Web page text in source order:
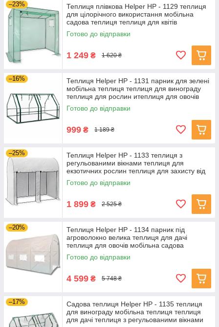
–23%
Теплиця плівкова Helper HP - 1129 теплиця
для цілорічного використання мобільна
садова теплиця теплиця для квітів
Готово до відправки
1 249 ₴ 1 620 ₴
–16%
Теплиця Helper HP - 1131 парник для зелені
мобільна теплиця теплиця для винограду
теплиця для рослин итеплиця для овочів
Готово до відправки
999 ₴ 1 189 ₴
–25%
Теплиця Helper HP - 1133 теплиця з
регульованими вікнами теплиця для
екзотичних рослин теплиця для захисту від
шкідників
Готово до відправки
1 899 ₴ 2 525 ₴
–20%
Теплиця Helper HP - 1134 парник під
агроволокно велика теплиця для дачі
теплиця для овочів мобільна садова
теплиця
Готово до відправки
4 599 ₴ 5 748 ₴
–17%
Садова теплиця Helper HP - 1135 теплиця
для винограду мобільна теплиця теплиця
для дачі теплиця з регульованими вікнами